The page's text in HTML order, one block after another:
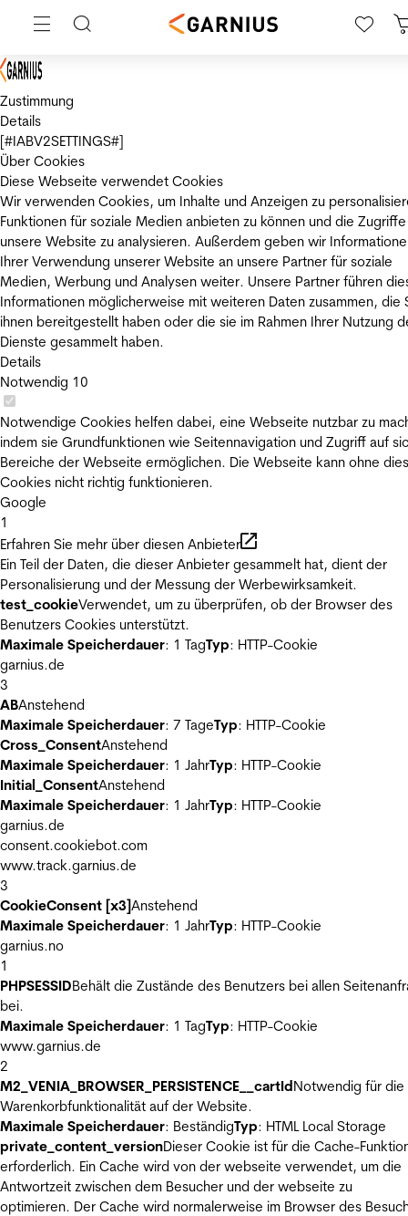
Zustimmung
Details
[#IABV2SETTINGS#]
Über Cookies
Diese Webseite verwendet Cookies
Wir verwenden Cookies, um Inhalte und Anzeigen zu
Funktionen für soziale Medien anbieten zu können und die
unsere Website zu analysieren. Außerdem geben wir
Ihrer Verwendung unserer Website an unsere Partner für soziale
Medien, Werbung und Analysen weiter. Unsere Partner führen
Informationen möglicherweise mit weiteren Daten zusammen, die
ihnen bereitgestellt haben oder die sie im Rahmen Ihrer Nutzung
Dienste gesammelt haben.
Details
Notwendig 10
Notwendige Cookies helfen dabei, eine Webseite nutzbar zu
indem sie Grundfunktionen wie Seitennavigation und Zugriff auf
Bereiche der Webseite ermöglichen. Die Webseite kann ohne
Cookies nicht richtig funktionieren.
Google
1
Erfahren Sie mehr über diesen Anbieter
Ein Teil der Daten, die dieser Anbieter gesammelt hat, dient der
Personalisierung und der Messung der Werbewirksamkeit.
test_cookieVerwendet, um zu überprüfen, ob der Browser des
Benutzers Cookies unterstützt.
Maximale Speicherdauer: 1 TagTyp: HTTP-Cookie
garnius.de
3
ABAnstehend
Maximale Speicherdauer: 7 TageTyp: HTTP-Cookie
Cross_ConsentAnstehend
Maximale Speicherdauer: 1 JahrTyp: HTTP-Cookie
Initial_ConsentAnstehend
Maximale Speicherdauer: 1 JahrTyp: HTTP-Cookie
garnius.de
consent.cookiebot.com
www.track.garnius.de
3
CookieConsent [x3]Anstehend
Maximale Speicherdauer: 1 JahrTyp: HTTP-Cookie
garnius.no
1
PHPSESSIDBehält die Zustände des Benutzers bei allen
bei.
Maximale Speicherdauer: 1 TagTyp: HTTP-Cookie
www.garnius.de
2
M2_VENIA_BROWSER_PERSISTENCE__cartIdNotwendig für die
Warenkorbfunktionalität auf der Website.
Maximale Speicherdauer: BeständigTyp: HTML Local Storage
private_content_versionDieser Cookie ist für die Cache-
erforderlich. Ein Cache wird von der webseite verwendet, um die
Antwortzeit zwischen dem Besucher und der webseite zu
optimieren. Der Cache wird normalerweise im Browser des